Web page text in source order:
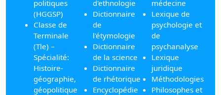
politiques
(HGGSP)
Classe de
Terminale
(Tle) –
Spécialité:
Histoire-
géographie,
géopolitique
d'ethnologie
Dictionnaire
de
l'étymologie
Dictionnaire
de la science
Dictionnaire
de rhétorique
Encyclopédie
médecine
Lexique de
psychologie et
de
psychanalyse
Lexique
juridique
Méthodologies
Philosophes et